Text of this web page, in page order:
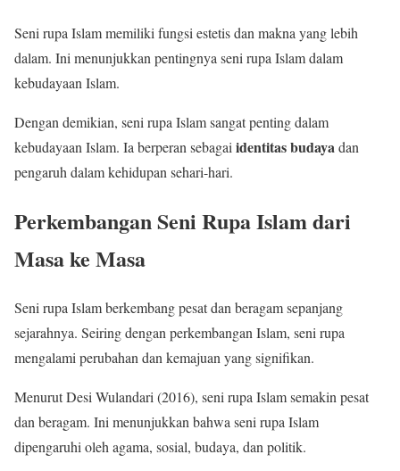
Seni rupa Islam memiliki fungsi estetis dan makna yang lebih
dalam. Ini menunjukkan pentingnya seni rupa Islam dalam
kebudayaan Islam.
Dengan demikian, seni rupa Islam sangat penting dalam
kebudayaan Islam. Ia berperan sebagai identitas budayadan
pengaruh dalam kehidupan sehari-hari.
Perkembangan Seni Rupa Islam dari
Masa ke Masa
Seni rupa Islam berkembang pesat dan beragam sepanjang
sejarahnya. Seiring dengan perkembangan Islam, seni rupa
mengalami perubahan dan kemajuan yang signifikan.
Menurut Desi Wulandari (2016), seni rupa Islam semakin pesat
dan beragam. Ini menunjukkan bahwa seni rupa Islam
dipengaruhi oleh agama, sosial, budaya, dan politik.